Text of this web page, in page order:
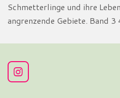
Schmetterlinge und ihre
angrenzende Gebiete. Band 3
I
n